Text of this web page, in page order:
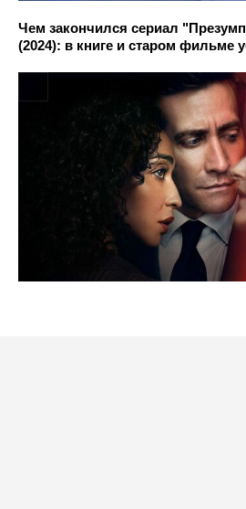
Чем закончился сериал
(2024): в книге и старом фильме